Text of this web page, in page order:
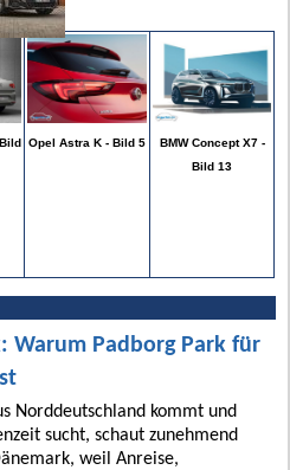
Opel Astra K - Bild 5
BMW Concept X7 -
Bild 13
Warum Padborg Park für
Norddeutschland kommt und
sucht, schaut zunehmend
weil Anreise,